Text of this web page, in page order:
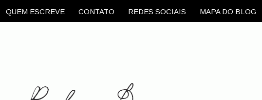
QUEM ESCREVE CONTATO REDES SOCIAIS MAPA DO BLOG